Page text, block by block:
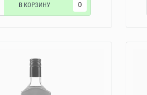
В КОРЗИНУ